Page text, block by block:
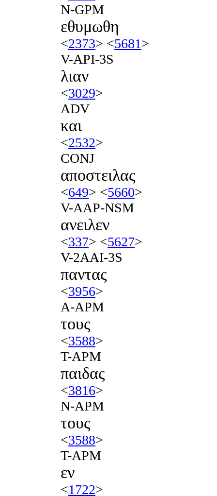
N-GPM
εθυμωθη
<2373> <5681>
V-API-3S
λιαν
<3029>
ADV
και
<2532>
CONJ
αποστειλας
<649> <5660>
V-AAP-NSM
ανειλεν
<337> <5627>
V-2AAI-3S
παντας
<3956>
A-APM
τους
<3588>
T-APM
παιδας
<3816>
N-APM
τους
<3588>
T-APM
εν
<1722>